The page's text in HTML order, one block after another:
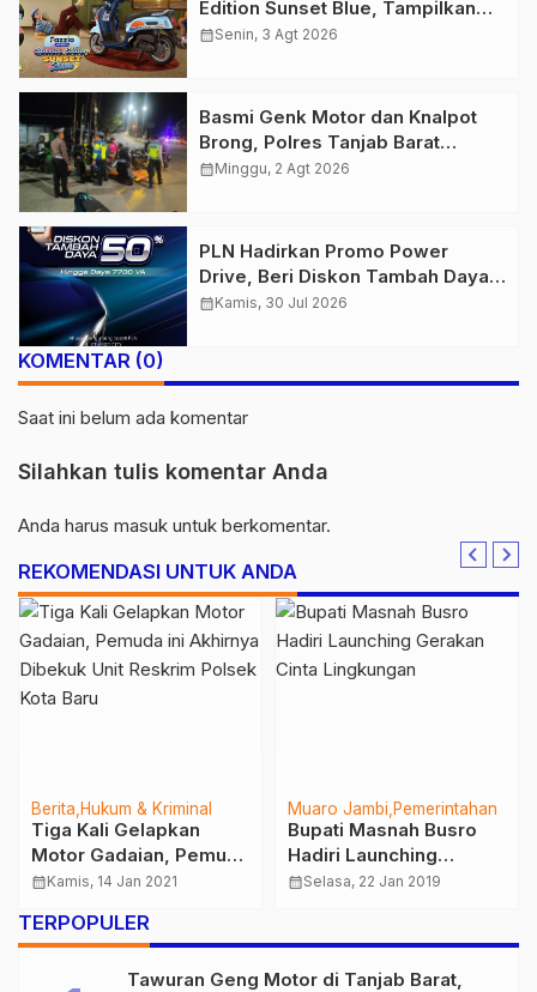
Edition Sunset Blue, Tampilkan
Nuansa Retro Summer yang
calendar_monthSenin, 3 Agt 2026
Basmi Genk Motor dan Knalpot
Brong, Polres Tanjab Barat
Amankan Belasan Kendaraan
calendar_monthMinggu, 2 Agt 2026
PLN Hadirkan Promo Power
Drive, Beri Diskon Tambah Daya
50% di Ajang GIIAS 2026
calendar_monthKamis, 30 Jul 2026
KOMENTAR (0)
Saat ini belum ada komentar
Silahkan tulis komentar Anda
Anda harus masuk untuk berkomentar.
REKOMENDASI UNTUK ANDA
Berita Hukum & Kriminal
Tiga Kali Gelapkan
Motor Gadaian, Pemuda
ini Akhirnya Dibekuk
Kota Baru
calendar_monthKamis, 14 Jan 2021
Muaro Jambi Pemerintahan
Bupati Masnah Busro
Hadiri Launching
Gerakan Cinta
calendar_monthSelasa, 22 Jan 2019
TERPOPULER
Tawuran Geng Motor di Tanjab Barat,